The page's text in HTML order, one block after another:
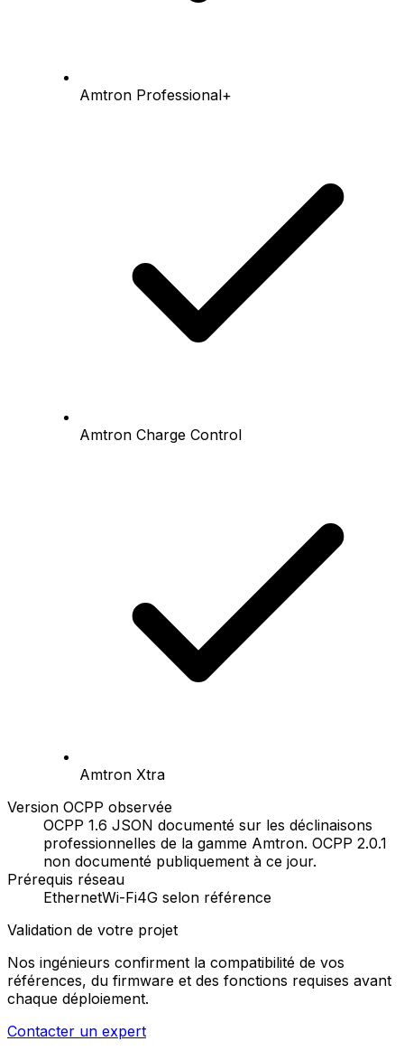
Amtron Professional+
Amtron Charge Control
Amtron Xtra
Version OCPP observée
OCPP 1.6 JSON documenté sur les déclinaisons
professionnelles de la gamme Amtron. OCPP 2.0.1
non documenté publiquement à ce jour.
Prérequis réseau
EthernetWi-Fi4G selon référence
Validation de votre projet
Nos ingénieurs confirment la compatibilité de vos
références, du firmware et des fonctions requises avant
chaque déploiement.
Contacter un expert